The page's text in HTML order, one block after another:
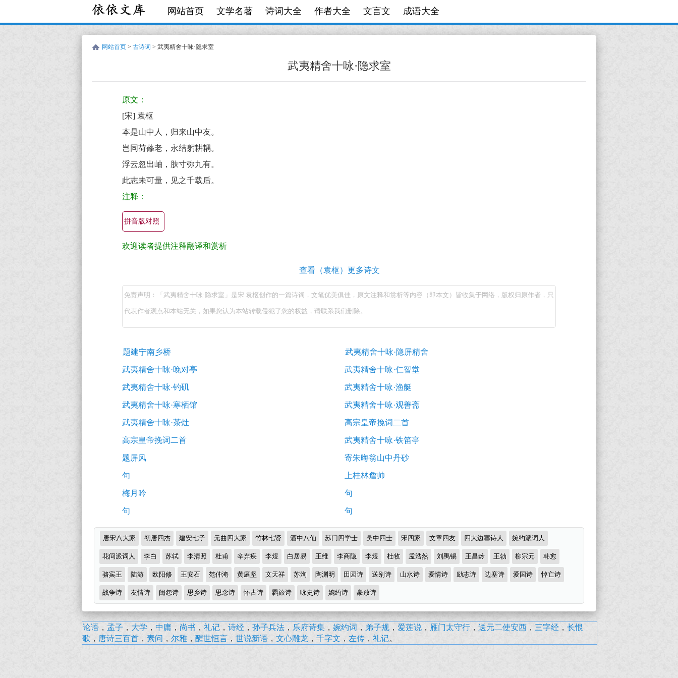
网站首页 文学名著 诗词大全 作者大全 文言文 成语大全
网站首页 > 古诗词 > 武夷精舍十咏·隐求室
武夷精舍十咏·隐求室
宋
古
原文：
[宋] 袁枢
本是山中人，归来山中友。
岂同荷蓧老，永结躬耕耦。
浮云忽出岫，肤寸弥九有。
此志未可量，见之千载后。
注释：
拼音版对照
欢迎读者提供注释翻译和赏析
夷
咏
·
隐
求
枢）
原
文
注
释
翻
译
（完）-
古
查看（袁枢）更多诗文
免责声明：「武夷精舍十咏·隐求室」是宋 袁枢创作的一篇诗词，文笔优美俱佳，原文注释和赏析等内容（即本文）皆收集于网络，版权归原作者，只
代表作者观点和本站无关，如果您认为本站转载侵犯了您的权益，请联系我们删除。
古
诗
词
荐
题建宁南乡桥 武夷精舍十咏·隐屏精舍
武夷精舍十咏·晚对亭 武夷精舍十咏·仁智堂
武夷精舍十咏·钓矶 武夷精舍十咏·渔艇
武夷精舍十咏·寒栖馆 武夷精舍十咏·观善斋
武夷精舍十咏·茶灶 高宗皇帝挽词二首
高宗皇帝挽词二首 武夷精舍十咏·铁笛亭
题屏风 寄朱晦翁山中丹砂
句 上桂林詹帅
梅月吟 句
句 句
诗
词
分
类
唐宋八大家 初唐四杰 建安七子 元曲四大家 竹林七贤 酒中八仙 苏门四学士 吴中四士 宋四家 文章四友 四大边塞诗人 婉约派词人
花间派词人 李白 苏轼 李清照 杜甫 辛弃疾 李煜 白居易 王维 李商隐 李煜 杜牧 孟浩然 刘禹锡 王昌龄 王勃 柳宗元 韩愈
骆宾王 陆游 欧阳修 王安石 范仲淹 黄庭坚 文天祥 苏洵 陶渊明 田园诗 送别诗 山水诗 爱情诗 励志诗 边塞诗 爱国诗 悼亡诗
战争诗 友情诗 闺怨诗 思乡诗 思念诗 怀古诗 羁旅诗 咏史诗 婉约诗 豪放诗
武
夷
论语 ， 孟子 ， 大学 ， 中庸 ， 尚书 ， 礼记 ， 诗经 ， 孙子兵法 ， 乐府诗集 ， 婉约词 ， 弟子规 ， 爱莲说 ， 雁门太守行 ， 送元二使安西 ， 三字经 ， 长恨
歌 ， 唐诗三百首 ， 素问 ， 尔雅 ， 醒世恒言 ， 世说新语 ， 文心雕龙 ， 千字文 ， 左传 ， 礼记。